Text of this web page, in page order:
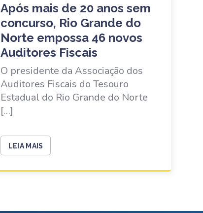
Após mais de 20 anos sem
concurso, Rio Grande do
Norte empossa 46 novos
Auditores Fiscais
O presidente da Associação dos
Auditores Fiscais do Tesouro
Estadual do Rio Grande do Norte
[…]
LEIA MAIS